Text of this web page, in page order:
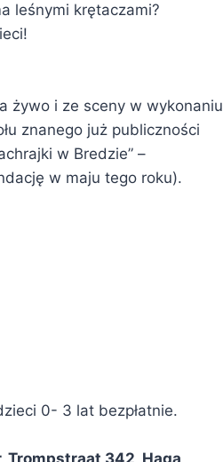
leśnymi krętaczami?
żywo i ze sceny w wykonaniu
znanego już publiczności
w Bredzie” –
w maju tego roku).
0- 3 lat bezpłatnie.